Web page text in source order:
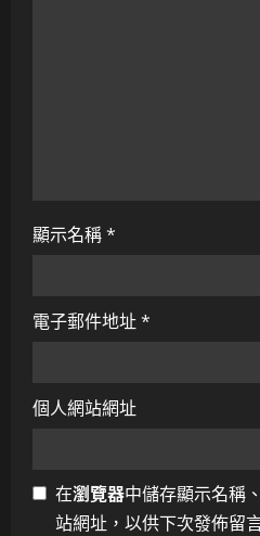
顯示名稱*
電子郵件地址*
個人網站網址
在瀏覽器中儲存顯示名稱
站網址，以供下次發佈留